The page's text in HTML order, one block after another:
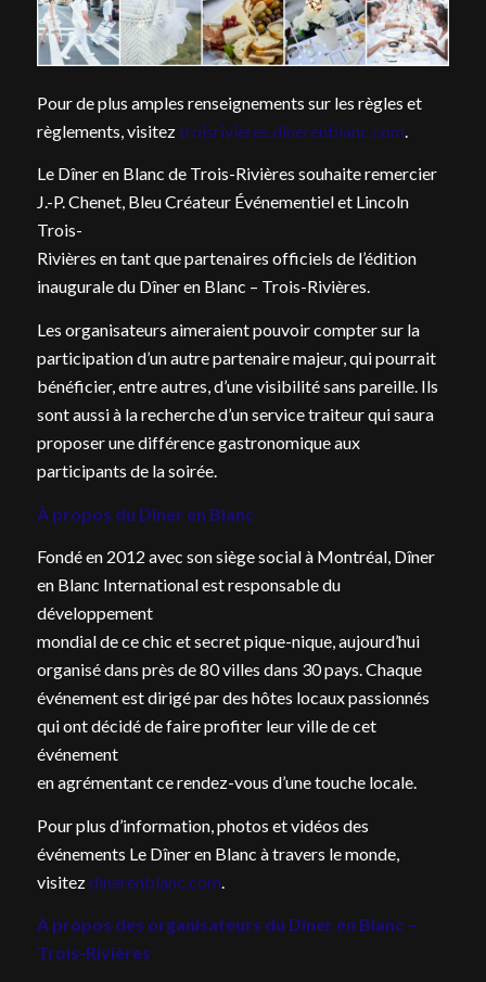
Pour de plus amples renseignements sur les règles et
règlements, visiteztroisrivieres.dinerenblanc.com.
Le Dîner en Blanc de Trois-Rivières souhaite remercier
J.-P. Chenet, Bleu Créateur Événementiel et Lincoln
Trois-
Rivières en tant que partenaires officiels de l’édition
inaugurale du Dîner en Blanc – Trois-Rivières.
Les organisateurs aimeraient pouvoir compter sur la
participation d’un autre partenaire majeur, qui pourrait
bénéficier, entre autres, d’une visibilité sans pareille. Ils
sont aussi à la recherche d’un service traiteur qui saura
proposer une différence gastronomique aux
participants de la soirée.
À propos du Dîner en Blanc
Fondé en 2012 avec son siège social à Montréal, Dîner
en Blanc International est responsable du
développement
mondial de ce chic et secret pique-nique, aujourd’hui
organisé dans près de 80 villes dans 30 pays. Chaque
événement est dirigé par des hôtes locaux passionnés
qui ont décidé de faire profiter leur ville de cet
événement
en agrémentant ce rendez-vous d’une touche locale.
Pour plus d’information, photos et vidéos des
événements Le Dîner en Blanc à travers le monde,
visitezdinerenblanc.com
À propos des organisateurs du Dîner en Blanc –
Trois-Rivières